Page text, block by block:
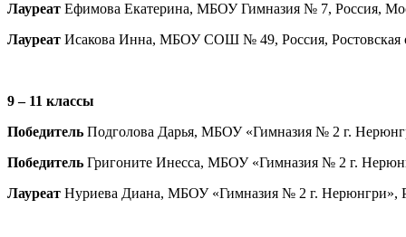
Лауреат Ефимова Екатерина, МБОУ Гимназия № 7, Россия,
Лауреат Исакова Инна, МБОУ СОШ № 49, Россия, Ростовская
9 – 11 классы
Победитель Подголова Дарья, МБОУ «Гимназия № 2 г.
Победитель Григоните Инесса, МБОУ «Гимназия № 2 г.
Лауреат Нуриева Диана, МБОУ «Гимназия № 2 г. Нерюнгри»,